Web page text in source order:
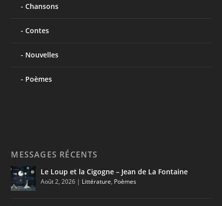
Chansons
Contes
Nouvelles
Poèmes
MESSAGES RÉCENTS
Le Loup et la Cigogne – Jean de La Fontaine
Août 2, 2026 | Littérature, Poèmes